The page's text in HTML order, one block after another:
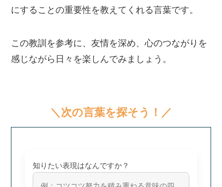
にすることの重要性を教えてくれる言葉です。
この教訓を参考に、友情を深め、心のつながりを
感じながら日々を楽しんでみましょう。
＼次の言葉を探そう！／
知りたい表現はなんですか？